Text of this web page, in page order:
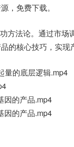
，免费下载。
方法论。通过市
的核心技巧，实现
量的底层逻辑.mp4
因的产品.mp4
因的产品.mp4